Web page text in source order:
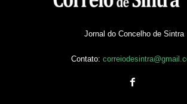
Jornal do Concelho de Sintra
Contato: